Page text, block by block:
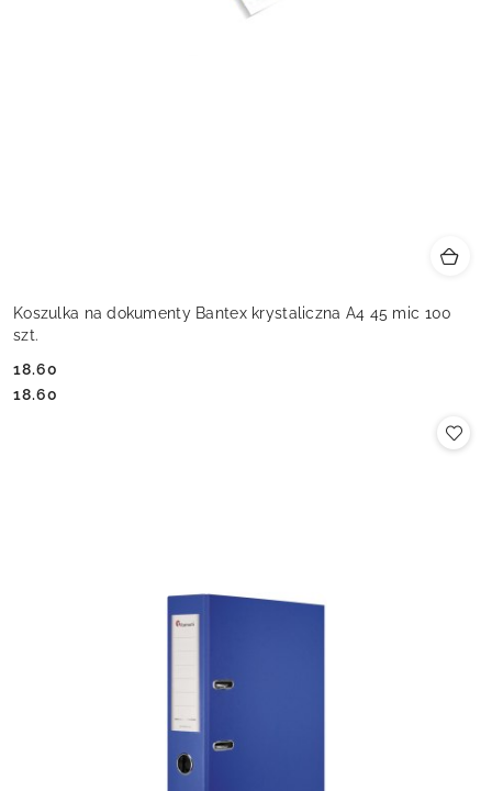
Koszulka na dokumenty Bantex krystaliczna A4 45 mic 100
szt.
Cena:
18.60
Cena:
18.60